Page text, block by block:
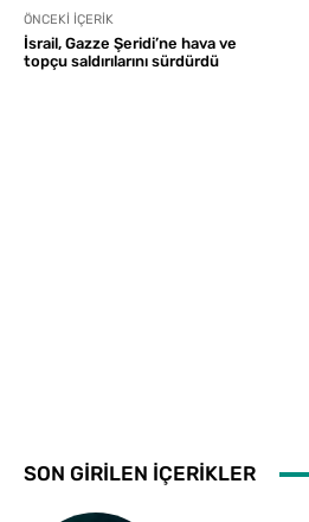
ÖNCEKI İÇERIK
İsrail, Gazze Şeridi’ne hava ve
topçu saldırılarını sürdürdü
SON GİRİLEN İÇERİKLER